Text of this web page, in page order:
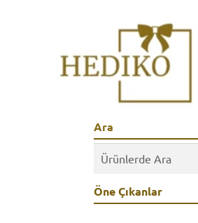
Ara
Öne Çıkanlar